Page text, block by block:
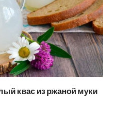
квас из ржаной муки